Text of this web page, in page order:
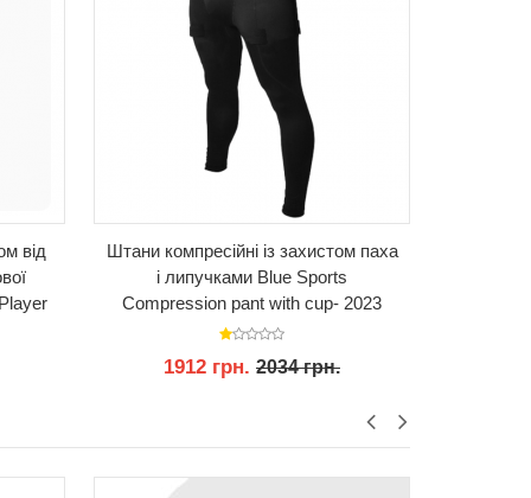
від
Штани компресійні із захистом паха
і липучками Blue Sports
Compression pant with cup- 2023
1912 грн. 2034 грн.